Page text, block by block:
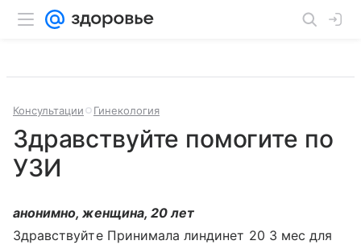
Консультации Гинекология
Здравствуйте помогите по
УЗИ
анонимно, женщина, 20 лет
Здравствуйте Принимала линдинет 20 3 мес для